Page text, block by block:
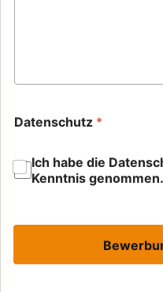
Datenschutz *
Ich habe die
Kenntnis genommen.